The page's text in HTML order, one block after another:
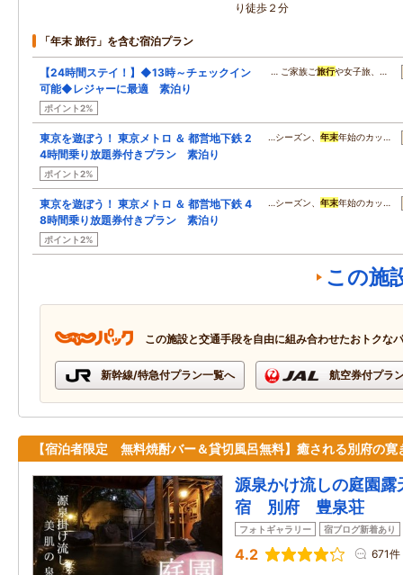
り徒歩２分
「年末 旅行」を含む宿泊プラン
【24時間ステイ！】◆13時～チェックイン
可能◆レジャーに最適 素泊り
ポイント2%
… ご家族ご旅行や女子旅、…
東京を遊ぼう！ 東京メトロ ＆ 都営地下鉄 2
4時間乗り放題券付きプラン 素泊り
ポイント2%
…シーズン、 年末年始のカッ…
東京を遊ぼう！ 東京メトロ ＆ 都営地下鉄 4
8時間乗り放題券付きプラン 素泊り
ポイント2%
…シーズン、 年末年始のカッ…
この施
この施設と交通手段を自由に組み合わせたおトクな
新幹線/特急付プラン一覧へ 航空券付プラ
【宿泊者限定 無料焼酎バー＆貸切風呂無料】癒される別府の寛
源泉かけ流しの庭園露
宿 別府 豊泉荘
フォトギャラリー 宿ブログ新着あり
4.2 671件